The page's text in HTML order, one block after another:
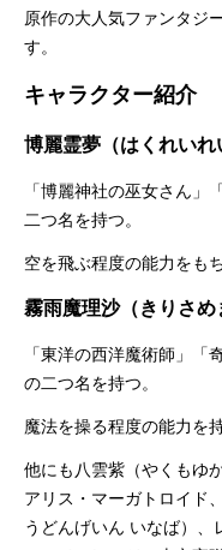
原作の大人気ファンタジ
す。
キャラクター紹介
博麗霊夢（はくれいれ
「博麗神社の巫女さん」
二つ名を持つ。
空を飛ぶ程度の能力をも
霧雨魔理沙（きりさめ
「東洋の西洋魔術師」「
の二つ名を持つ。
魔法を操る程度の能力を
他にも八雲紫（やくもゆ
アリス・マーガトロイド
うどんげいん いなば）、